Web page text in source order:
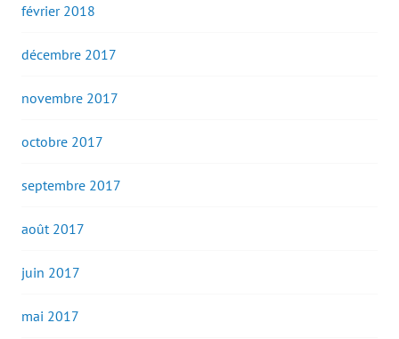
février 2018
décembre 2017
novembre 2017
octobre 2017
septembre 2017
août 2017
juin 2017
mai 2017